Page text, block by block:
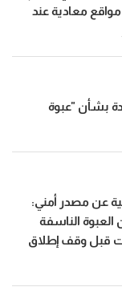
معادية عند
بشأن "عبوة
عن مصدر أمني:
العبوة الناسفة
قبل وقف إطلاق